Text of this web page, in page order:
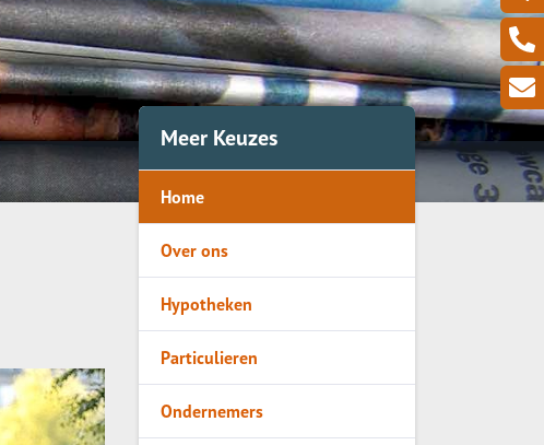
Uw zakelijke bezittingen
Een zieke ondernemer
Omzetverlies
Pensioen
Serviceformulieren
Meer Keuzes
Home
Over ons
Hypotheken
Particulieren
Ondernemers